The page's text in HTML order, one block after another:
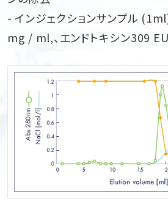
- インジェクションサンプル
mg / ml,、エンドトキシン309